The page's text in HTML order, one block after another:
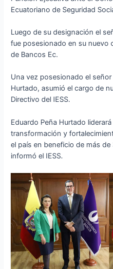
Ecuatoriano de Seguridad
Luego de su designación el
fue posesionado en su nuevo
de Bancos Ec.
Una vez posesionado el
Hurtado, asumió el cargo de
Directivo del IESS.
Eduardo Peña Hurtado
transformación y
el país en beneficio de más
informó el IESS.